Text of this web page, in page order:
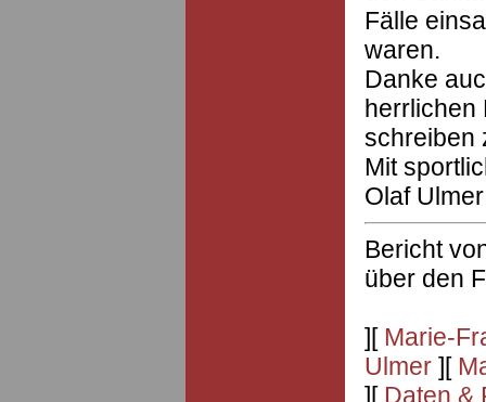
Fälle
waren.
Danke
herrlichen
schreiben
Mit
Olaf Ulmer
Bericht
über den
][ Marie-
Ulmer ][
][ Daten &